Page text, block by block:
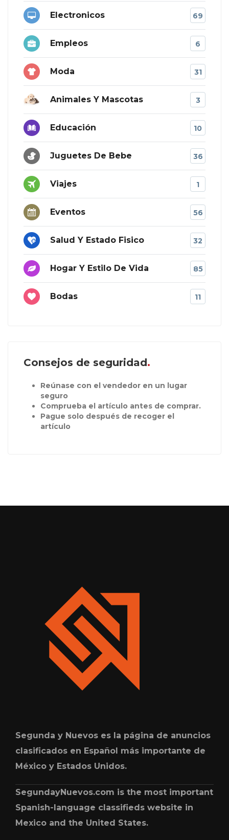
Electronicos 69
Empleos 6
Moda 31
Animales Y Mascotas 3
Educación 10
Juguetes De Bebe 36
Viajes 1
Eventos 56
Salud Y Estado Fisico 32
Hogar Y Estilo De Vida 85
Bodas 11
Consejos de seguridad
Reúnase con el vendedor en un lugar
seguro
Comprueba el artículo antes de comprar.
Pague solo después de recoger el
artículo
Segunda y Nuevos es la página de anuncios
clasificados en Español más importante de
México y Estados Unidos.
SegundayNuevos.com is the most important
Spanish-language classifieds website in
Mexico and the United States.